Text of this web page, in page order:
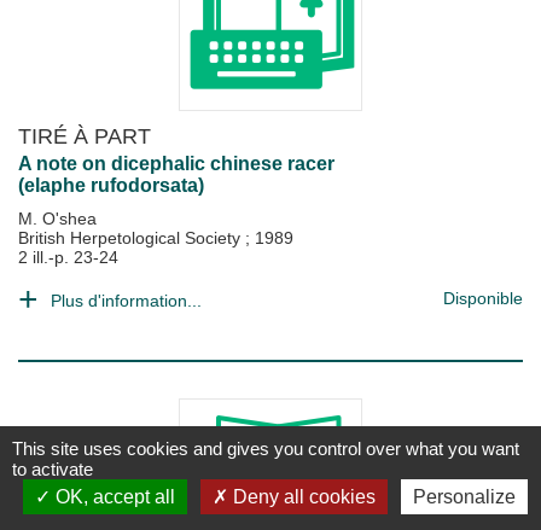
TIRÉ À PART
A note on dicephalic chinese racer
(elaphe rufodorsata)
M. O'shea
British Herpetological Society ; 1989
2 ill.-p. 23-24
Plus d'information... Disponible
This site uses cookies and gives you control over what you want
to activate
OK, accept all
Deny all cookies Personalize